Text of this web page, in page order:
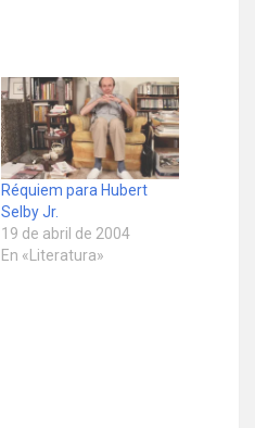
Réquiem para Hubert
Selby Jr.
19 de abril de 2004
En «Literatura»